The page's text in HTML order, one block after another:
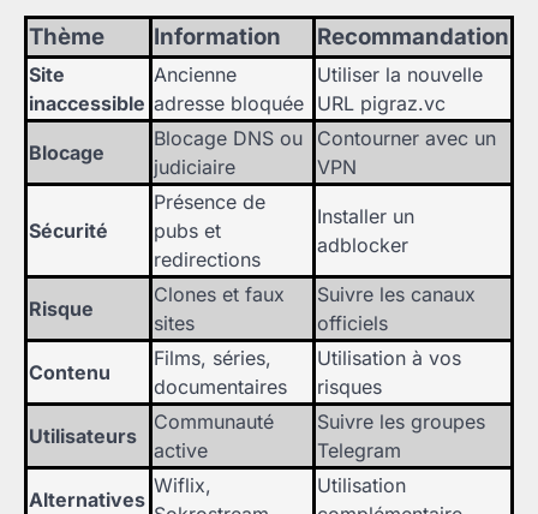
Thème Information Recommandation
Site
inaccessible
Ancienne
adresse bloquée
Utiliser la nouvelle
URL pigraz.vc
Blocage
Blocage DNS ou
judiciaire
Contourner avec un
VPN
Sécurité
Présence de
pubs et
redirections
Installer un
adblocker
Risque
Clones et faux
sites
Suivre les canaux
officiels
Contenu
Films, séries,
documentaires
Utilisation à vos
risques
Utilisateurs
Communauté
active
Suivre les groupes
Telegram
Alternatives
Wiflix,
Utilisation